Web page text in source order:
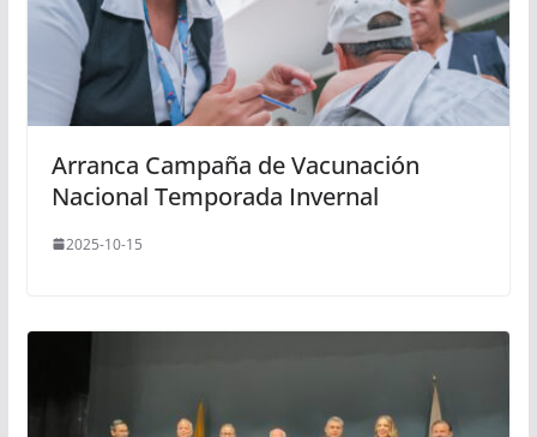
Arranca Campaña de Vacunación
Nacional Temporada Invernal
2025-10-15